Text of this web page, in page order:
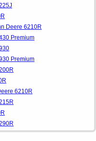
Deere 6210R
Premium
Premium
6210R